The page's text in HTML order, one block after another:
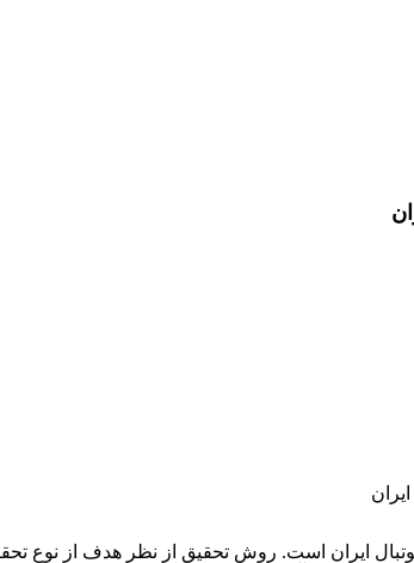
ایران است. روش تحقیق از نظر هدف از نوع